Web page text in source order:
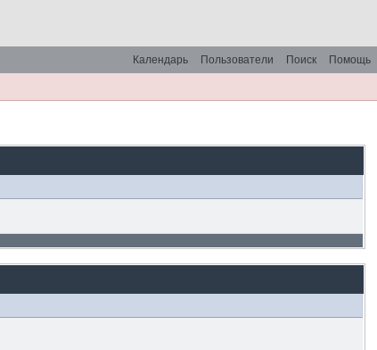
Помощь
Поиск
Пользователи
Календарь